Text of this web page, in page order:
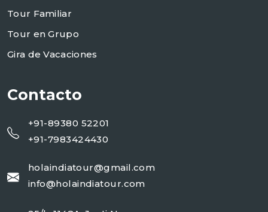
Tour Familiar
Tour en Grupo
Gira de Vacaciones
Contacto
+91-89380 52201
+91-7983424430
holaindiatour@gmail.com
info@holaindiatour.com